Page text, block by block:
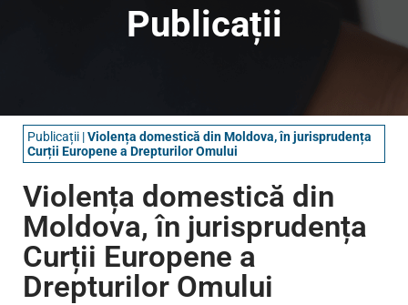
Publicații
Publicații |Violența domestică din Moldova, în jurisprudența
Curții Europene a Drepturilor Omului
Violența domestică din
Moldova, în jurisprudența
Curții Europene a
Drepturilor Omului